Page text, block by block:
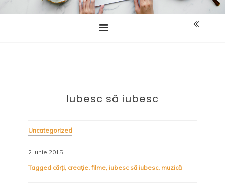
Iubesc să iubesc
Uncategorized
2 iunie 2015
Tagged cărți, creație,filme, iubesc să iubesc, muzică